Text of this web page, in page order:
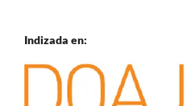
Indizada en: